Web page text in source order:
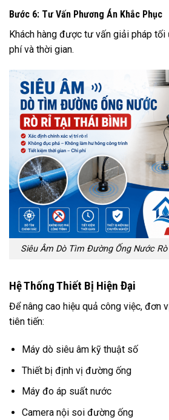
Bước 6: Tư Vấn Phương Án Khắc Phục
Khách hàng được tư vấn giải pháp
phí và thời gian.
Siêu Âm Dò Tìm Đường Ống Nước
Hệ Thống Thiết Bị Hiện Đại
Để nâng cao hiệu quả công việc, đơn
tiên tiến:
Máy dò siêu âm kỹ thuật số
Thiết bị định vị đường ống
Máy đo áp suất nước
Camera nội soi đường ống